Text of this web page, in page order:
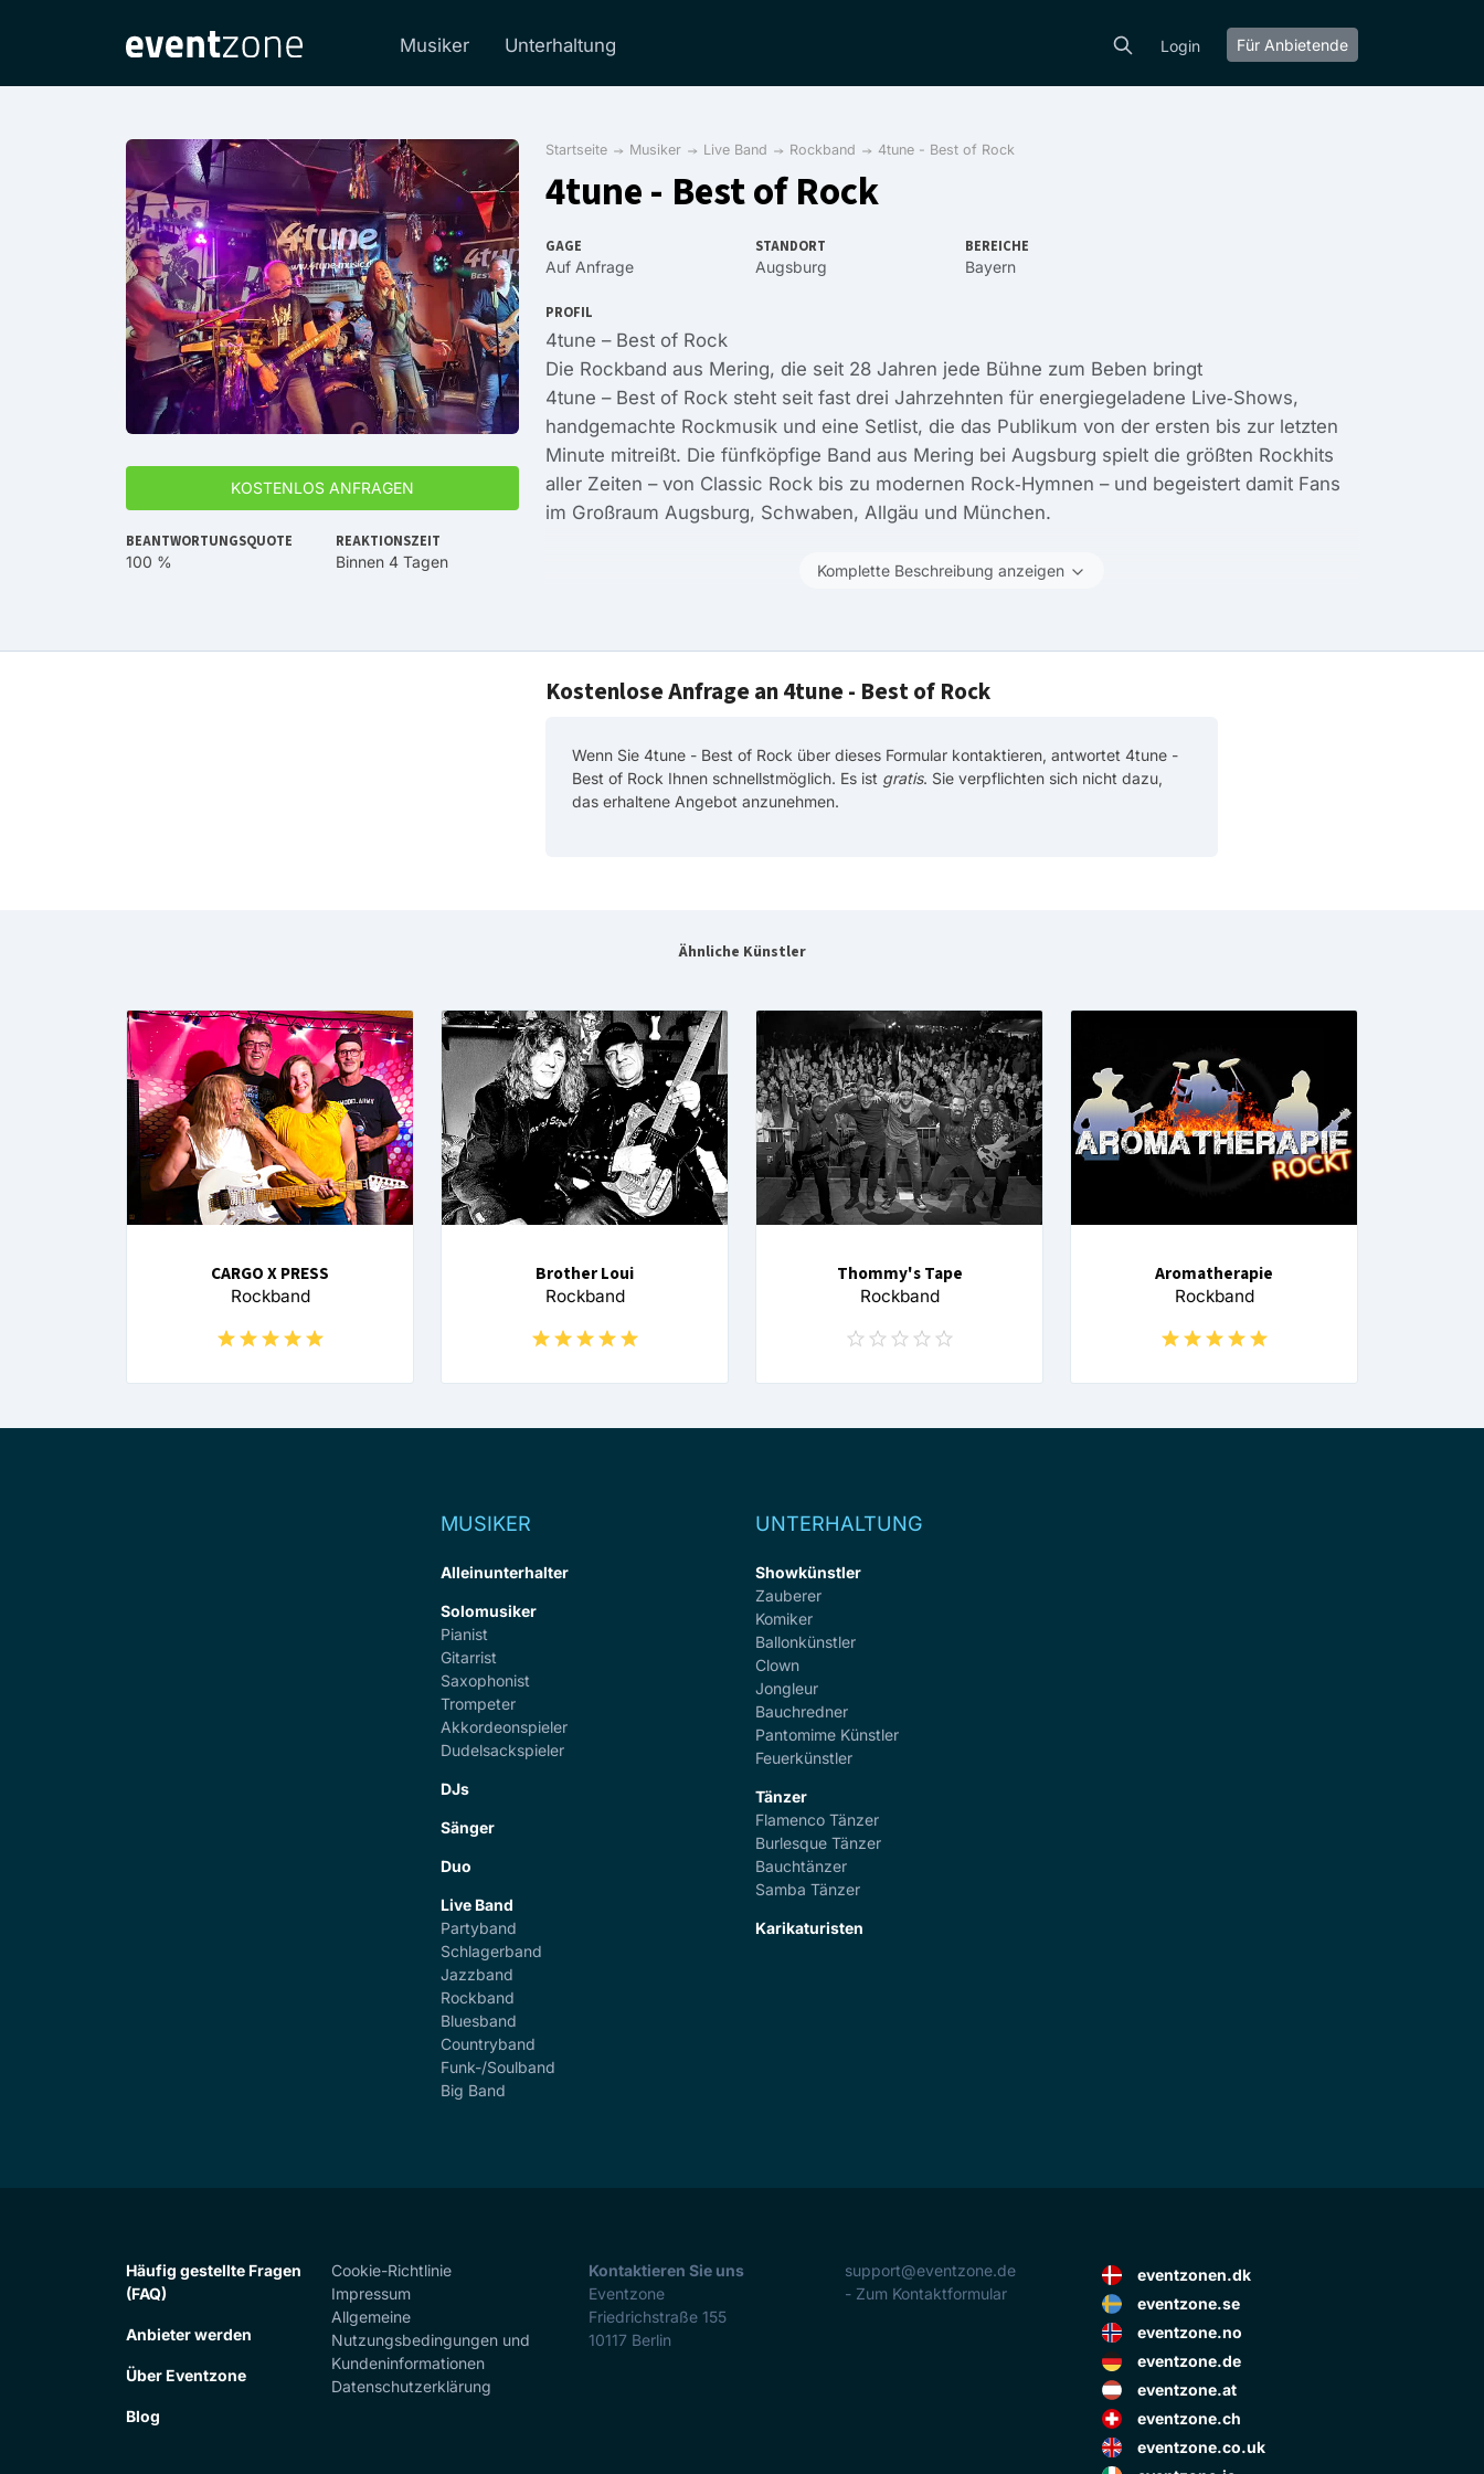
Musiker Unterhaltung Login Für Anbietende
KOSTENLOS ANFRAGEN
BEANTWORTUNGSQUOTE
100 %
REAKTIONSZEIT
Binnen 4 Tagen
Startseite Musiker Live Band Rockband 4tune - Best of Rock
4tune - Best of Rock
GAGE
Auf Anfrage
STANDORT
Augsburg
BEREICHE
Bayern
PROFIL
4tune – Best of Rock
Die Rockband aus Mering, die seit 28 Jahren jede Bühne zum Beben bringt
4tune – Best of Rock steht seit fast drei Jahrzehnten für energiegeladene Live‑Shows,
handgemachte Rockmusik und eine Setlist, die das Publikum von der ersten bis zur letzten
Minute mitreißt. Die fünfköpfige Band aus Mering bei Augsburg spielt die größten Rockhits
aller Zeiten – von Classic Rock bis zu modernen Rock‑Hymnen – und begeistert damit Fans
im Großraum Augsburg, Schwaben, Allgäu und München.
Komplette Beschreibung anzeigen
Kostenlose Anfrage an 4tune - Best of Rock
Wenn Sie 4tune - Best of Rock über dieses Formular kontaktieren, antwortet 4tune -
Best of Rock Ihnen schnellstmöglich. Es ist gratis. Sie verpflichten sich nicht dazu,
das erhaltene Angebot anzunehmen.
Ähnliche Künstler
CARGO X PRESS
Rockband
Brother Loui
Rockband
Thommy's Tape
Rockband
Aromatherapie
Rockband
MUSIKER
Alleinunterhalter
Solomusiker
Pianist
Gitarrist
Saxophonist
Trompeter
Akkordeonspieler
Dudelsackspieler
DJs
Sänger
Duo
Live Band
Partyband
Schlagerband
Jazzband
Rockband
Bluesband
Countryband
Funk-/Soulband
Big Band
UNTERHALTUNG
Showkünstler
Zauberer
Komiker
Ballonkünstler
Clown
Jongleur
Bauchredner
Pantomime Künstler
Feuerkünstler
Tänzer
Flamenco Tänzer
Burlesque Tänzer
Bauchtänzer
Samba Tänzer
Karikaturisten
Häufig gestellte Fragen
(FAQ)
Anbieter werden
Über Eventzone
Blog
Cookie-Richtlinie
Impressum
Allgemeine
Nutzungsbedingungen und
Kundeninformationen
Datenschutzerklärung
Kontaktieren Sie uns
Eventzone
Friedrichstraße 155
10117 Berlin
support@eventzone.de
- Zum Kontaktformular
eventzonen.dk
eventzone.se
eventzone.no
eventzone.de
eventzone.at
eventzone.ch
eventzone.co.uk